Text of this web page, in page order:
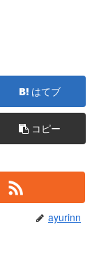
はてブ
コピー
ayurinn